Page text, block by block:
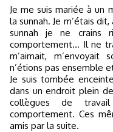
Je me suis mariée à un
la sunnah. Je m’étais
sunnah je ne crains
comportement... Il ne
m’aimait,
n’étions pas ensemble
Je suis tombée
dans un endroit plein
collègues de
comportement. Ces
amis par la suite.